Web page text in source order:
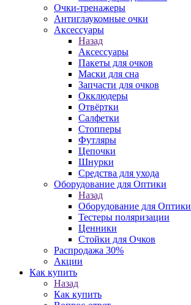
Очки-тренажеры
Антиглаукомные очки
Аксессуары
Назад
Аксессуары
Пакеты для очков
Маски для сна
Запчасти для очков
Окклюдеры
Отвёртки
Салфетки
Стопперы
Футляры
Цепочки
Шнурки
Средства для ухода
Оборудование для Оптики
Назад
Оборудование для Оптики
Тестеры поляризации
Ценники
Стойки для Очков
Распродажа 30%
Акции
Как купить
Назад
Как купить